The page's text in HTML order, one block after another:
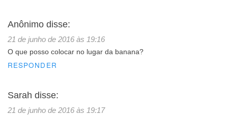
Anônimo disse:
21 de junho de 2016 às 19:16
O que posso colocar no lugar da banana?
RESPONDER
Sarah disse:
21 de junho de 2016 às 19:17